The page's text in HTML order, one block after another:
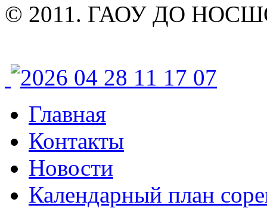
© 2011. ГАОУ ДО
Главная
Контакты
Новости
Календарный план